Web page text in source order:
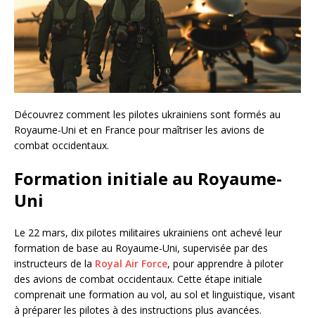
Découvrez comment les pilotes ukrainiens sont formés au
Royaume-Uni et en France pour maîtriser les avions de
combat occidentaux.
Formation initiale au Royaume-
Uni
Le 22 mars, dix pilotes militaires ukrainiens ont achevé leur
formation de base au Royaume-Uni, supervisée par des
instructeurs de la Royal Air Force, pour apprendre à piloter
des avions de combat occidentaux. Cette étape initiale
comprenait une formation au vol, au sol et linguistique, visant
à préparer les pilotes à des instructions plus avancées.